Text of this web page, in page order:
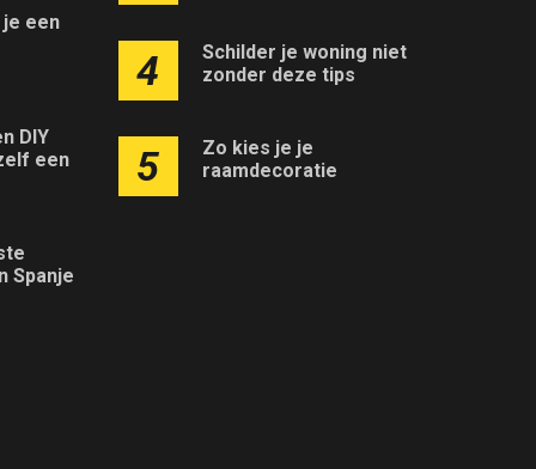
een
DIY
een
Spanje
4
Schilder je woning niet
zonder deze tips
5
Zo kies je je
raamdecoratie